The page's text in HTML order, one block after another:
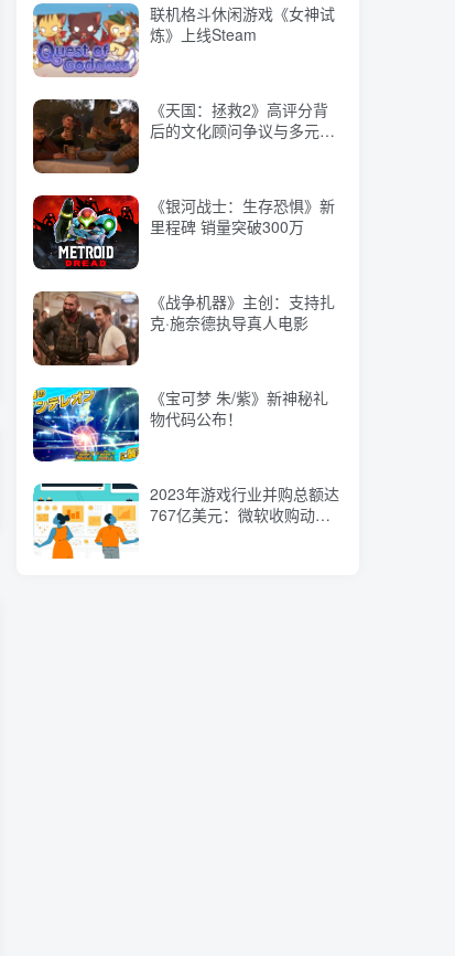
《天国：拯救2》高评分背
后的文化顾问争议与多元性
《银河战士：生存恐惧》新
里程碑 销量突破300万
《战争机器》主创：支持扎
克·施奈德执导真人电影
《宝可梦 朱/紫》新神秘礼
物代码公布！
2023年游戏行业并购总额达
767亿美元：微软收购动暴
联机格斗休闲游戏《女神试
炼》上线Steam
《天国：拯救2》高评分背
后的文化顾问争议与多元性
《银河战士：生存恐惧》新
里程碑 销量突破300万
《战争机器》主创：支持扎
克·施奈德执导真人电影
《宝可梦 朱/紫》新神秘礼
物代码公布！
2023年游戏行业并购总额达
767亿美元：微软收购动暴